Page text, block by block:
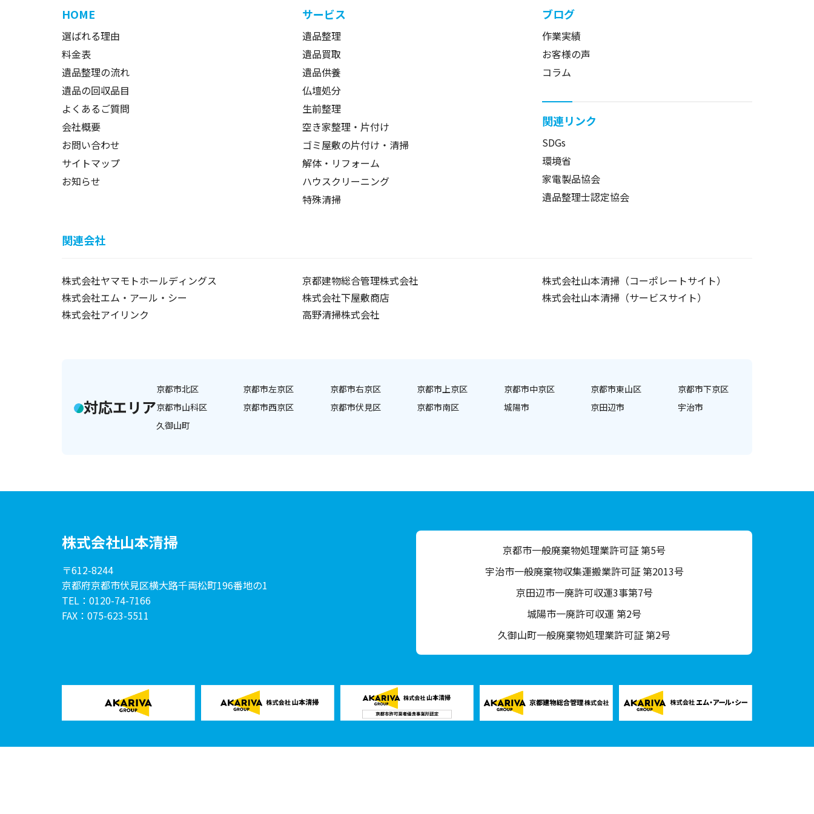
HOME
選ばれる理由
料金表
遺品整理の流れ
遺品の回収品目
よくあるご質問
会社概要
お問い合わせ
サイトマップ
お知らせ
サービス
遺品整理
遺品買取
遺品供養
仏壇処分
生前整理
空き家整理・片付け
ゴミ屋敷の片付け・清掃
解体・リフォーム
ハウスクリーニング
特殊清掃
ブログ
作業実績
お客様の声
コラム
関連リンク
SDGs
環境省
家電製品協会
遺品整理士認定協会
関連会社
株式会社ヤマモトホールディングス
株式会社エム・アール・シー
株式会社アイリンク
京都建物総合管理株式会社
株式会社下屋敷商店
高野清掃株式会社
株式会社山本清掃（コーポレートサイト）
株式会社山本清掃（サービスサイト）
対応エリア
京都市北区 京都市左京区 京都市右京区 京都市上京区 京都市中京区 京都市東山区
京都市下京区
京都市山科区
京都市西京区 京都市伏見区 京都市南区 城陽市 京田辺市
宇治市
久御山町
株式会社山本清掃
〒612-8244
京都府京都市伏見区横大路千両松町196番地の1
TEL：0120-74-7166
FAX：075-623-5511
京都市一般廃棄物処理業許可証 第5号
宇治市一般廃棄物収集運搬業許可証 第2013号
京田辺市一廃許可収運3事第7号
城陽市一廃許可収運 第2号
久御山町一般廃棄物処理業許可証 第2号